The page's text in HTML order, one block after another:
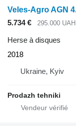
Veles-Agro AGN
5.734 €
295.000 UAH
Herse à disques
2018
Ukraine, Kyiv
Prodazh tehniki